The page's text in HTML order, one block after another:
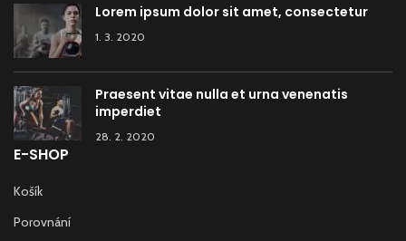
Lorem ipsum dolor sit amet, consectetur
1. 3. 2020
Praesent vitae nulla et urna venenatis
imperdiet
28. 2. 2020
E-SHOP
Košík
Porovnání